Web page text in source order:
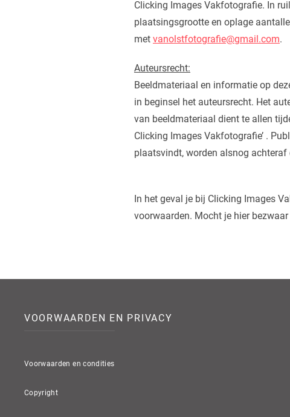
Clicking Images Vakfotografie. In
plaatsingsgrootte en oplage
met vanolstfotografie@gmail.com.
Auteursrecht:
Beeldmateriaal en informatie op
in beginsel het auteursrecht. Het
van beeldmateriaal dient te allen
Clicking Images Vakfotografie’ .
plaatsvindt, worden alsnog
In het geval je bij Clicking Images
voorwaarden. Mocht je hier
VOORWAARDEN EN PRIVACY
Voorwaarden en condities
Copyright